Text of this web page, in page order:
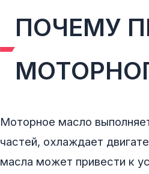
ПОЧЕМУ
Моторное масло
частей, охлаждает
масла может привести к